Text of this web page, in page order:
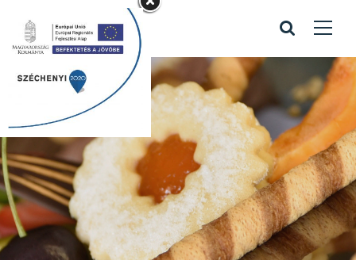
Kapcsolattartó
bejegyzés